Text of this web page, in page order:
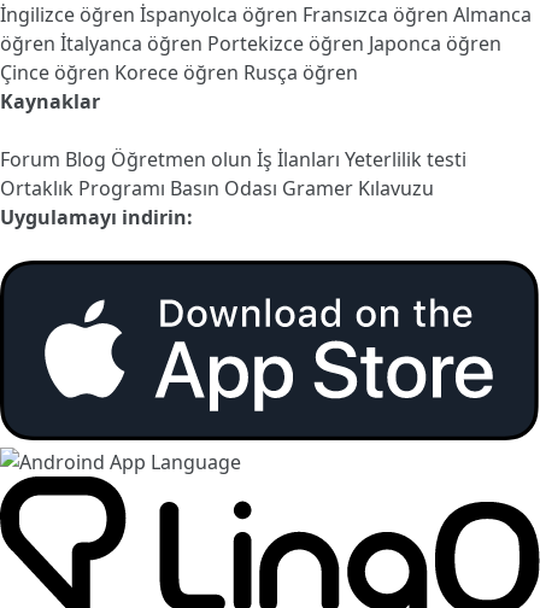
İngilizce öğren İspanyolca öğren Fransızca öğren Almanca
öğren İtalyanca öğren Portekizce öğren Japonca öğren
Çince öğren Korece öğren Rusça öğren
Kaynaklar
Forum Blog Öğretmen olun İş İlanları Yeterlilik testi
Ortaklık Programı Basın Odası Gramer Kılavuzu
Uygulamayı indirin: